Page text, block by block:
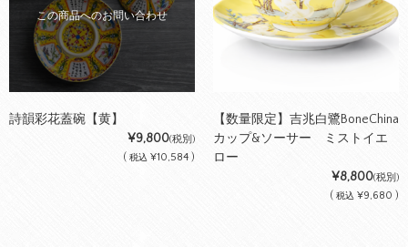
この商品へのお問い合わせ
詩韻彩花蓋碗【黄】
¥9,800(税別)
( 税込 ¥10,584 )
【数量限定】吉兆白鷺BoneChina
カップ&ソーサー ミストイエ
ロー
¥8,800(税別)
( 税込 ¥9,680 )